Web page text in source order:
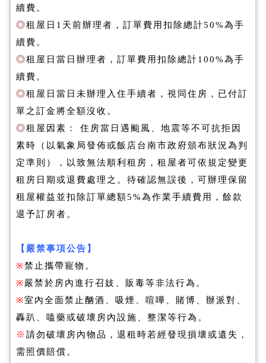
續費。
◎租屋日1天前辦理者，訂單費用扣除總計50%為手
續費。
◎租屋日當日辦理者，訂單費用扣除總計100%為手
續費。
◎租屋日當日未辦理入住手續者，視同住房，已付訂
單之訂金將全額沒收。
◎租屋因素： 住房當日遇颱風、地震等不可抗拒因
素時（以氣象局發佈或飯店台南市政府頒布狀況為判
定準則），以致無法順利租房，租屋者可依規定變更
租房日期或退費處理之。待確認無誤後，可辦理保留
租屋權益並扣除訂單總額5%為作業手續費用，餘款
退予訂房者。
【嚴禁事項公告】
※禁止攜帶寵物。
※嚴禁於房內進行召妓、販毒等非法行為。
※室內全面禁止酗酒、吸煙、喧嘩、賭博、辦派對、
轟趴、嗑藥或破壞房內設施、整潔等行為。
※ 請勿破壞房內物品，退租時若經發現損壞或遺失，
需照價賠償。